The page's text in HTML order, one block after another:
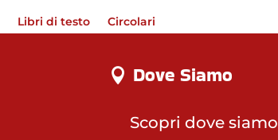
Libri di testo Circolari
Dove Siamo
Scopri dove siamo